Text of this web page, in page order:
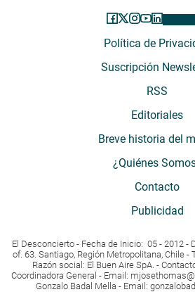
Política de
Suscripción
RSS
Editoriales
Breve historia del
¿Quiénes
Contacto
Publicidad
El Desconcierto - Fecha de Inicio: 05 - 2012 -
of. 63. Santiago, Región Metropolitana, Chile -
Razón social: El Buen Aire SpA. -
Coordinadora General - Email:
Gonzalo Badal Mella - Email: